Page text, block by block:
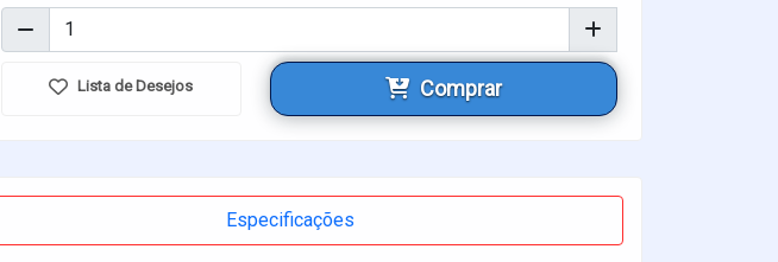
Lista de Desejos Comprar
Especificações